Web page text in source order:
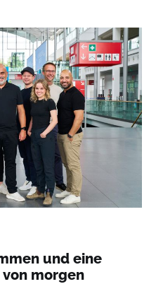
und eine
morgen